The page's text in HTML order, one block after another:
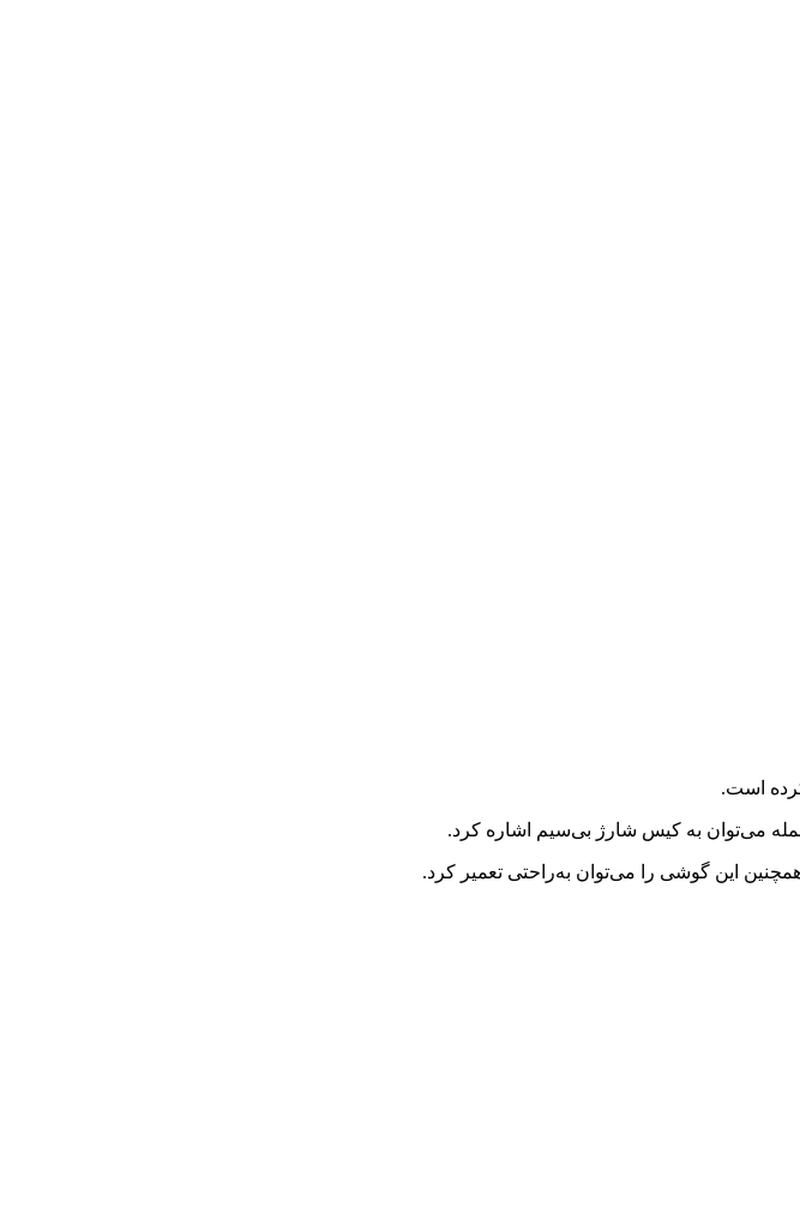
می‌توان به کیس شارژ بی‌سیم اشاره کرد.